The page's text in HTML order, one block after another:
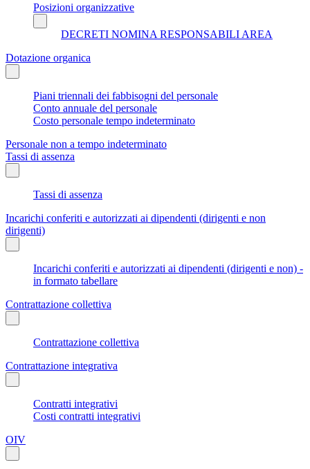
Posizioni organizzative
DECRETI NOMINA RESPONSABILI AREA
Dotazione organica
Piani triennali dei fabbisogni del personale
Conto annuale del personale
Costo personale tempo indeterminato
Personale non a tempo indeterminato
Tassi di assenza
Tassi di assenza
Incarichi conferiti e autorizzati ai dipendenti (dirigenti e non
dirigenti)
Incarichi conferiti e autorizzati ai dipendenti (dirigenti e non) -
in formato tabellare
Contrattazione collettiva
Contrattazione collettiva
Contrattazione integrativa
Contratti integrativi
Costi contratti integrativi
OIV